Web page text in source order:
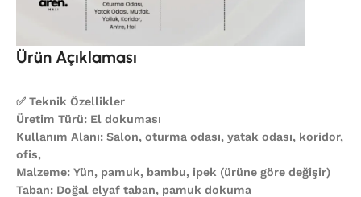
Ürün Açıklaması
✅ Teknik Özellikler
Üretim Türü: El dokuması
Kullanım Alanı: Salon, oturma odası, yatak odası, koridor,
ofis,
Malzeme: Yün, pamuk, bambu, ipek (ürüne göre değişir)
Taban: Doğal elyaf taban, pamuk dokuma